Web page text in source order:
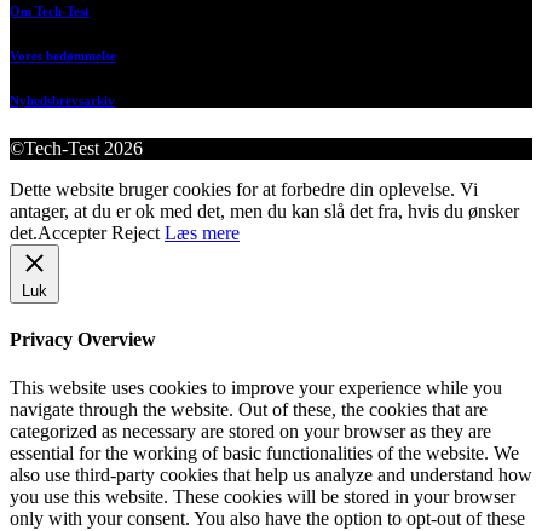
Om Tech-Test
Vores bedømmelse
Nyhedsbrevsarkiv
©Tech-Test 2026
Dette website bruger cookies for at forbedre din oplevelse. Vi
antager, at du er ok med det, men du kan slå det fra, hvis du ønsker
det.Accepter Reject Læs mere
Luk
Privacy Overview
This website uses cookies to improve your experience while you
navigate through the website. Out of these, the cookies that are
categorized as necessary are stored on your browser as they are
essential for the working of basic functionalities of the website. We
also use third-party cookies that help us analyze and understand how
you use this website. These cookies will be stored in your browser
only with your consent. You also have the option to opt-out of these